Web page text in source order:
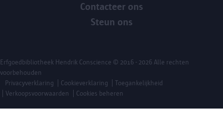
Contacteer ons
Steun ons
Erfgoedbibliotheek Hendrik Conscience © 2016 - 2026 Alle rechten
voorbehouden
Privacyverklaring
Cookieverklaring
Toegankelijkheid
Verkoopsvoorwaarden
Cookies beheren